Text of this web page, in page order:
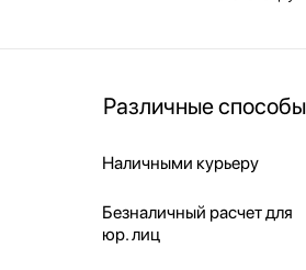
Различные
Наличными курьеру
Безналичный расчет для
юр. лиц